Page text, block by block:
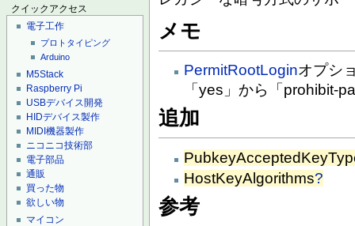
クイックアクセス
電子工作
プロトタイピング
Arduino
M5Stack
Raspberry Pi
USBデバイス開発
HIDデバイス製作
MIDI機器製作
ニコニコ技術部
電子部品
通販
買った物
欲しい物
マイコン
メモ
PermitRootLoginオプシ
「yes」から「prohibit-
追加
HostKeyAlgorithms?
参考